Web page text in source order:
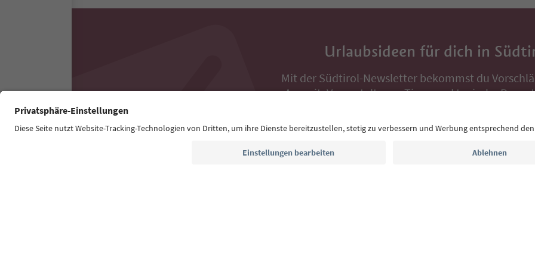
Urlaubsideen für dich in
Mit der Südtirol-Newsletter bekommst du
Auszeit, Veranstaltungs-Tipps und typische
E-Mail Adresse